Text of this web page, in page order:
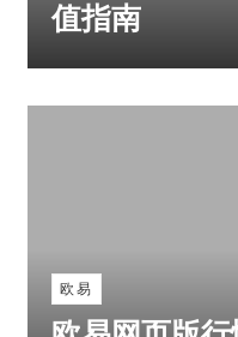
值指南
欧易